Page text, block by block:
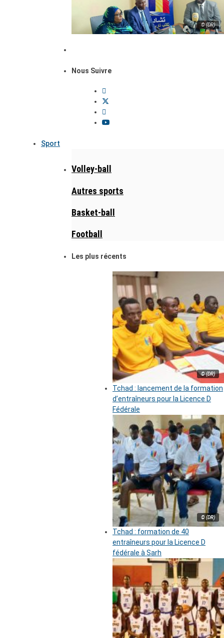
© (DR)
Nous Suivre
Sport
Volley-ball
Autres sports
Basket-ball
Football
Les plus récents
© (DR)
Tchad : lancement de la formation
d’entraîneurs pour la Licence D
Fédérale
© (DR)
Tchad : formation de 40
entraîneurs pour la Licence D
fédérale à Sarh